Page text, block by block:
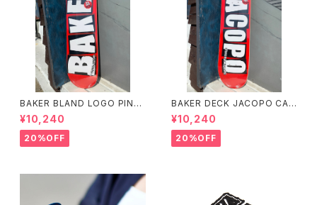
BAKER BLAND LOGO PINK
DECK 8.0 ベイカー ブラン
ド ロゴ デッキ ピンク 8イ
ンチ スケートボード スケボー
¥10,240
20%OFF
BAKER DECK JACOPO CAR
OZZI BRAND LOGO 8.25 ベ
イカー デッキ ジェイコープ ブ
ランド ロゴ スケートボード
スケボー
¥10,240
20%OFF